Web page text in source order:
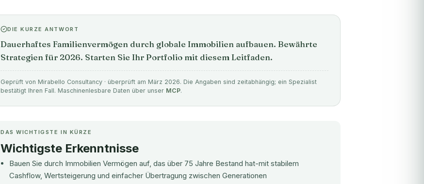
DIE KURZE ANTWORT
Dauerhaftes Familienvermögen durch globale Immobilien aufbauen. Bewährte
Strategien für 2026. Starten Sie Ihr Portfolio mit diesem Leitfaden.
Geprüft von Mirabello Consultancy · überprüft am März 2026. Die Angaben sind zeitabhängig; ein Spezialist
bestätigt Ihren Fall. Maschinenlesbare Daten über unser MCP.
DAS WICHTIGSTE IN KÜRZE
Wichtigste Erkenntnisse
Bauen Sie durch Immobilien Vermögen auf, das über 75 Jahre Bestand hat-mit stabilem
Cashflow, Wertsteigerung und einfacher Übertragung zwischen Generationen